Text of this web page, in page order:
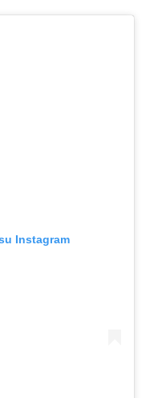
Instagram